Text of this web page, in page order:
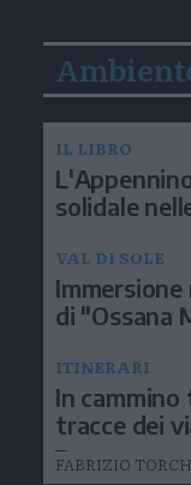
IL LIBRO
solidale
VAL DI SOLE
di "Ossana
ITINERARI
In cammino
tracce dei
FABRIZIO